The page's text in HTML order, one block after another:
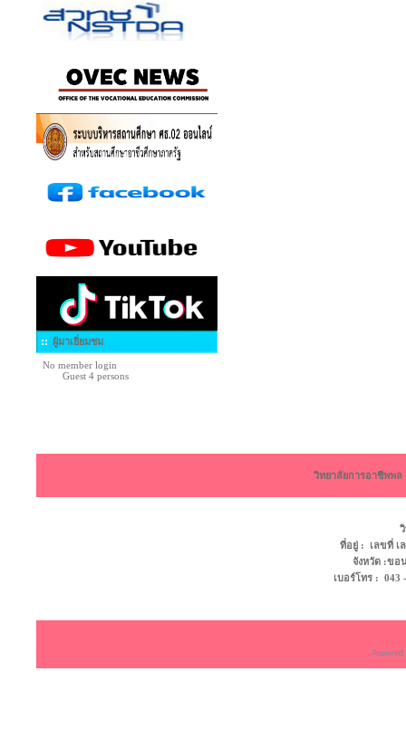
ผู้มาเยี่ยมชม
No member login
Guest 4 persons
วิทยาลัยการอาชีพพ
ที่อยู่ : เลขที่ เ
จังหวัด :ข
เบอร์โทร :